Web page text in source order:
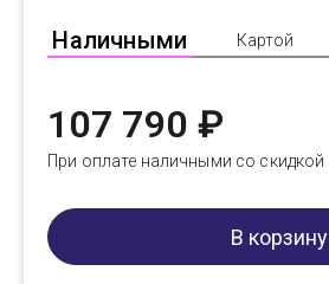
Наличными Картой
107 790 ₽
При оплате наличными со скидкой
В корзину